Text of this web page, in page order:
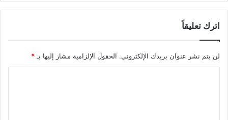
اترك تعليقاً
لن يتم نشر عنوان بريدك الإلكتروني. الحقول الإلزامية مشار إليها بـ*